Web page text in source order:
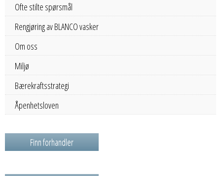
Ofte stilte spørsmål
Rengjøring av BLANCO vasker
Om oss
Miljø
Bærekraftsstrategi
Åpenhetsloven
Finn forhandler